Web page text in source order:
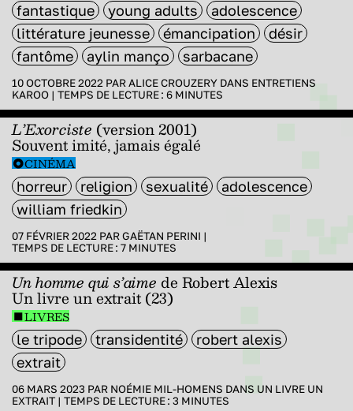
fantastique young adults
adolescence
littérature jeunesse
émancipation
désir
fantôme
aylin manço sarbacane
10 OCTOBRE 2022 PARALICE CROUZERY DANS ENTRETIENS
KAROO | TEMPS DE LECTURE : 6 MINUTES
L’Exorciste (version 2001)
Souvent imité, jamais égalé
CINÉMA
horreur religion sexualité
adolescence
william friedkin
07 FÉVRIER 2022 PARGAËTAN PERINI |
TEMPS DE LECTURE : 7 MINUTES
Un homme qui s’aime de Robert Alexis
Un livre un extrait (23)
LIVRES
le tripode transidentité
robert alexis
extrait
06 MARS 2023 PAR NOÉMIE MIL-HOMENS DANS UN LIVRE UN
EXTRAIT | TEMPS DE LECTURE : 3 MINUTES